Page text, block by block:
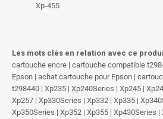
Xp-455
Les mots clés en relation avec ce
cartouche encre | cartouche compatible
Epson | achat cartouche pour Epson |
t298440 | Xp235 | Xp240Series | Xp245 |
Xp257 | Xp330Series | Xp332 | Xp335 |
Xp350Series | Xp352 | Xp355 | Xp430Series |